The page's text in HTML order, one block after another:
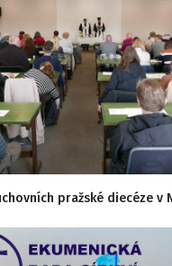
pražské diecéze v